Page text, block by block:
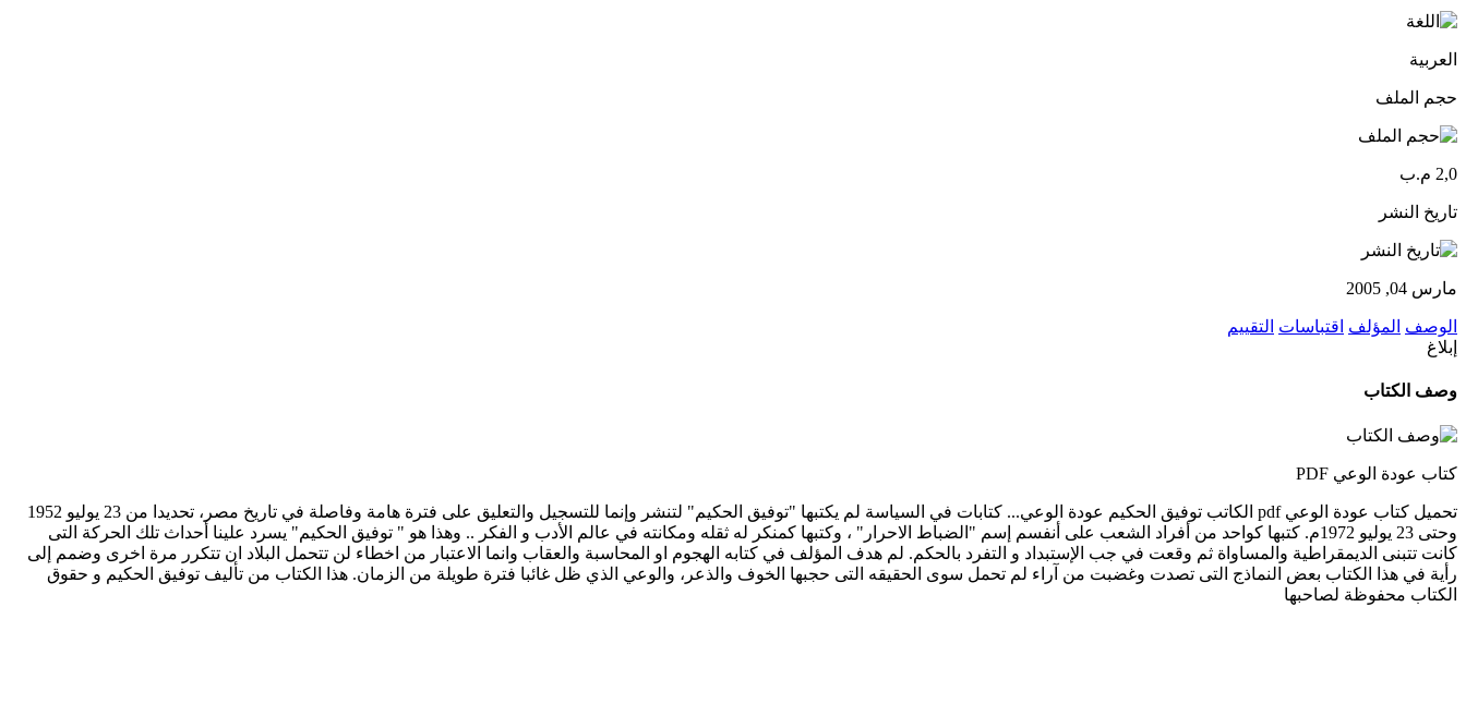
العربية
حجم الملف
2,0 م.ب
تاريخ النشر
مارس 04, 2005
الوصف المؤلف اقتباسات التقييم
إبلاغ
وصف الكتاب
كتاب عودة الوعي PDF
تحميل كتاب عودة الوعي pdf الكاتب توفيق الحكيم عودة الوعي... كتابات في السياسة لم يكتبها "توفيق الحكيم" لتنشر وإنما للتسجيل والتعليق على فترة هامة وفاصلة في تاريخ مصر، تحديدا من 23 يوليو 1952
وحتى 23 يوليو 1972م. كتبها كواحد من أفراد الشعب على أنفسم إسم "الضباط الاحرار" ، وكتبها كمنكر له ثقله ومكانته في عالم الأدب و الفكر .. وهذا هو " توفيق الحكيم" يسرد علينا أحداث تلك الحركة التى
كانت تتبنى الديمقراطية والمساواة ثم وقعت في جب الإستبداد و التفرد بالحكم. لم هدف المؤلف في كتابه الهجوم او المحاسبة والعقاب وانما الاعتبار من اخطاء لن تتحمل البلاد ان تتكرر مرة اخرى وضمم إلى
رأية في هذا الكتاب بعض النماذج التى تصدت وغضبت من آراء لم تحمل سوى الحقيقه التى حجبها الخوف والذعر، والوعي الذي ظل غائبا فترة طويلة من الزمان. هذا الكتاب من تأليف توفيق الحكيم و حقوق
الكتاب محفوظة لصاحبها